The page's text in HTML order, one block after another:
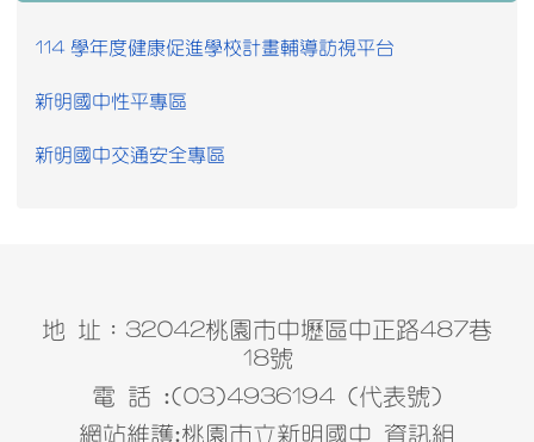
114 學年度健康促進學校計畫輔導訪視平台
新明國中性平專區
新明國中交通安全專區
地 址：32042桃園市中壢區中正路487巷
18號
電 話 :(03)4936194 (代表號)
網站維護:桃園市立新明國中 資訊組